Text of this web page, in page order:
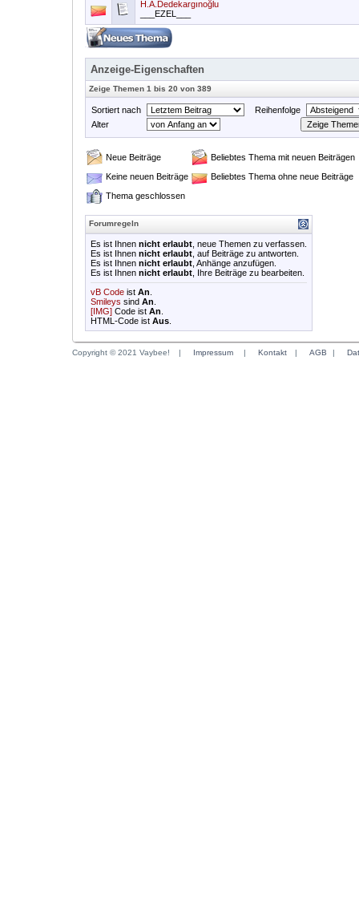
H.A.Dedekargınoğlu
___EZEL___
Anzeige-Eigenschaften
Zeige Themen 1 bis 20 von 389
Sortiert nach
Reihenfolge
Alter
Neue Beiträge
Beliebtes Thema mit neuen Beiträgen
Keine neuen Beiträge
Beliebtes Thema ohne neue Beiträge
Thema geschlossen
Forumregeln
Es ist Ihnen nicht erlaubt , neue Themen zu verfassen.
Es ist Ihnen nicht erlaubt , auf Beiträge zu antworten.
Es ist Ihnen nicht erlaubt , Anhänge anzufügen.
Es ist Ihnen nicht erlaubt , Ihre Beiträge zu bearbeiten.
vB Code ist An
Smileys sind An
[IMG] Code ist An
HTML-Code ist Aus
Copyright © 2021 Vaybee! | Impressum | Kontakt | AGB |